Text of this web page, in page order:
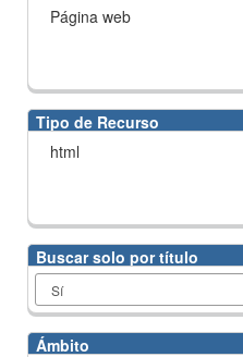
Página web
Tipo de Recurso
html
Buscar solo por título
Ámbito